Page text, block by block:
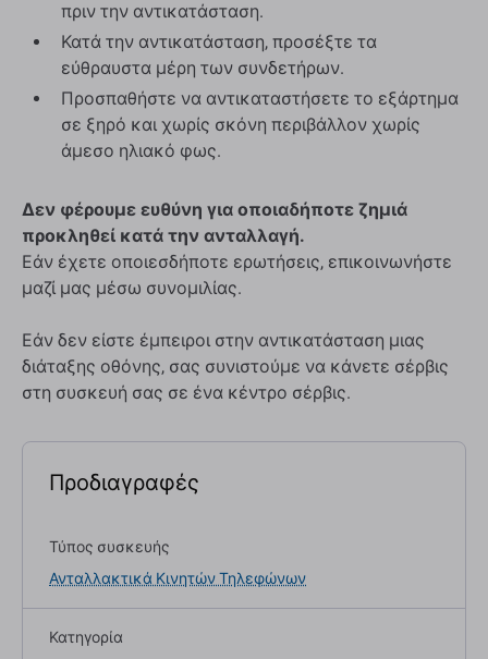
πριν την αντικατάσταση.
Κατά την αντικατάσταση, προσέξτε τα
εύθραυστα μέρη των συνδετήρων.
Προσπαθήστε να αντικαταστήσετε το εξάρτημα
σε ξηρό και χωρίς σκόνη περιβάλλον χωρίς
άμεσο ηλιακό φως.
Δεν φέρουμε ευθύνη για οποιαδήποτε ζημιά
προκληθεί κατά την ανταλλαγή.
Εάν έχετε οποιεσδήποτε ερωτήσεις, επικοινωνήστε
μαζί μας μέσω συνομιλίας.
Εάν δεν είστε έμπειροι στην αντικατάσταση μιας
διάταξης οθόνης, σας συνιστούμε να κάνετε σέρβις
στη συσκευή σας σε ένα κέντρο σέρβις.
Προδιαγραφές
Τύπος συσκευής
Ανταλλακτικά Κινητών Τηλεφώνων
Κατηγορία